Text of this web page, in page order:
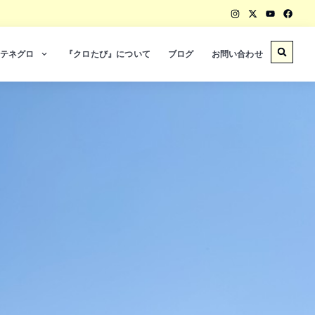
ネグロ 『クロたび』について ブログ お問い合わせ